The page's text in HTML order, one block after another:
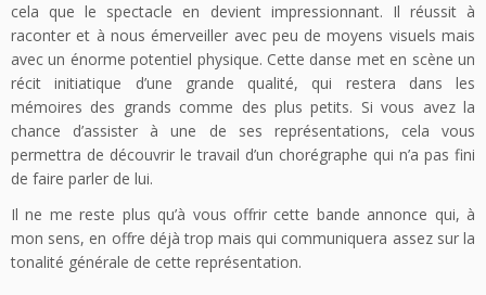
cela que le spectacle en devient impressionnant. Il réussit à
raconter et à nous émerveiller avec peu de moyens visuels mais
avec un énorme potentiel physique. Cette danse met en scène un
récit initiatique d’une grande qualité, qui restera dans les
mémoires des grands comme des plus petits. Si vous avez la
chance d’assister à une de ses représentations, cela vous
permettra de découvrir le travail d’un chorégraphe qui n’a pas fini
de faire parler de lui.
Il ne me reste plus qu’à vous offrir cette bande annonce qui, à
mon sens, en offre déjà trop mais qui communiquera assez sur la
tonalité générale de cette représentation.